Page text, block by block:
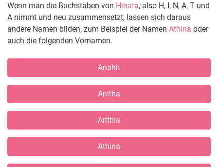
Wenn man die Buchstaben von Hinata, also H, I, N, A, T und
A nimmt und neu zusammensetzt, lassen sich daraus
andere Namen bilden, zum Beispiel der Namen Athina oder
auch die folgenden Vornamen.
Anahit
Anitha
Anthia
Athina